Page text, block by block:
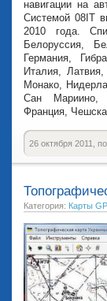
навигации на
Системой 08IT
2010 года.
Белоруссия,
Германия,
Италия,
Монако,
Сан Мариино,
Франция,
26 октября 2011,
Категория: Карты